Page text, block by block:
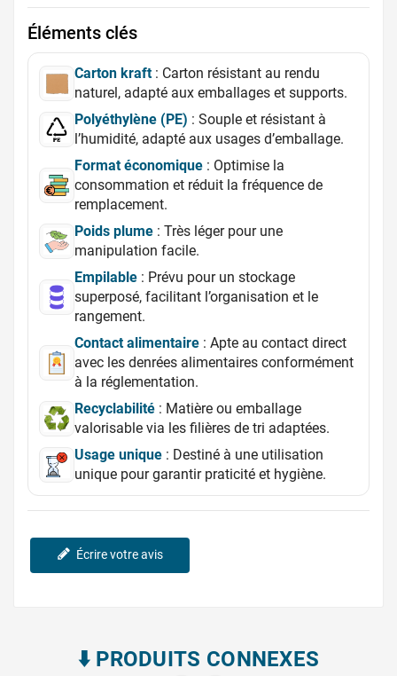
Éléments clés
Carton kraft: Carton résistant au rendu
naturel, adapté aux emballages et supports.
Polyéthylène (PE) : Souple et résistant à
l’humidité, adapté aux usages d’emballage.
Format économique : Optimise la
consommation et réduit la fréquence de
remplacement.
Poids plume : Très léger pour une
manipulation facile.
Empilable : Prévu pour un stockage
superposé, facilitant l’organisation et le
rangement.
Contact alimentaire : Apte au contact direct
avec les denrées alimentaires conformément
à la réglementation.
Recyclabilité : Matière ou emballage
valorisable via les filières de tri adaptées.
Usage unique : Destiné à une utilisation
unique pour garantir praticité et hygiène.
Écrire votre avis
⬇️​ PRODUITS CONNEXES